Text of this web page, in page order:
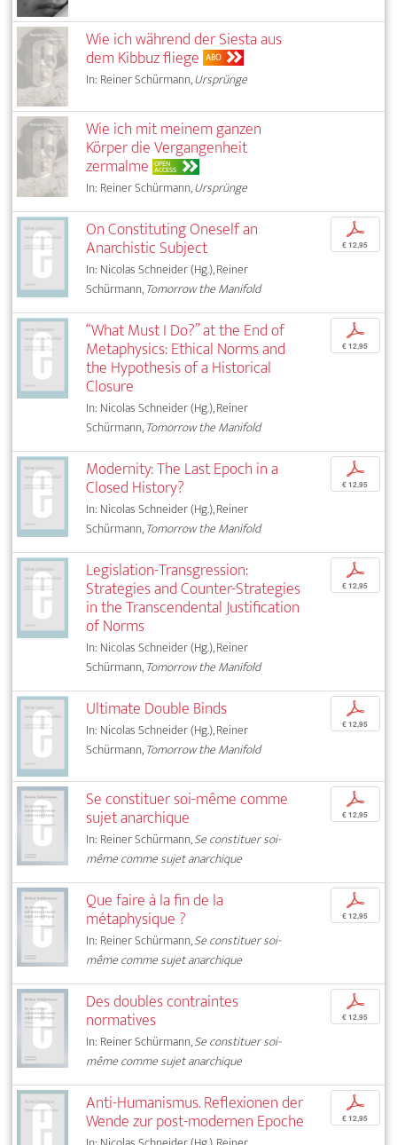
Wie ich während der Siesta aus
dem Kibbuz fliege ABO
In: Reiner Schürmann,Ursprünge
Wie ich mit meinem ganzen
Körper die Vergangenheit
zermalme OPEN
ACCESS
In: Reiner Schürmann,Ursprünge
On Constituting Oneself an
Anarchistic Subject
In: Nicolas Schneider (Hg.), Reiner
Schürmann,Tomorrow the Manifold
p
€ 12,95
“What Must I Do?” at the End of
Metaphysics: Ethical Norms and
the Hypothesis of a Historical
Closure
In: Nicolas Schneider (Hg.), Reiner
Schürmann,Tomorrow the Manifold
p
€ 12,95
Modernity: The Last Epoch in a
Closed History?
In: Nicolas Schneider (Hg.), Reiner
Schürmann,Tomorrow the Manifold
p
€ 12,95
Legislation-Transgression:
Strategies and Counter-Strategies
in the Transcendental Justification
of Norms
In: Nicolas Schneider (Hg.), Reiner
Schürmann,Tomorrow the Manifold
p
€ 12,95
Ultimate Double Binds
In: Nicolas Schneider (Hg.), Reiner
Schürmann,Tomorrow the Manifold
p
€ 12,95
Se constituer soi-même comme
sujet anarchique
In: Reiner Schürmann,Se constituer soi-
même comme sujet anarchique
p
€ 12,95
Que faire à la fin de la
métaphysique ?
In: Reiner Schürmann,Se constituer soi-
même comme sujet anarchique
p
€ 12,95
Des doubles contraintes
normatives
In: Reiner Schürmann,Se constituer soi-
même comme sujet anarchique
p
€ 12,95
Anti-Humanismus. Reflexionen der
Wende zur post-modernen Epoche
p
€ 12,95